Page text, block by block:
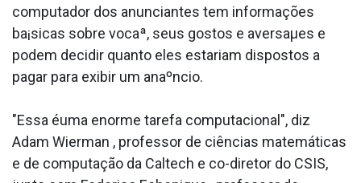
computador dos anunciantes tem informações
ba¡sicas sobre vocaª, seus gostos e aversaµes e
podem decidir quanto eles estariam dispostos a
pagar para exibir um anaºncio.
"Essa éuma enorme tarefa computacional", diz
Adam Wierman , professor de ciências matemáticas
e de computação da Caltech e co-diretor do CSIS,